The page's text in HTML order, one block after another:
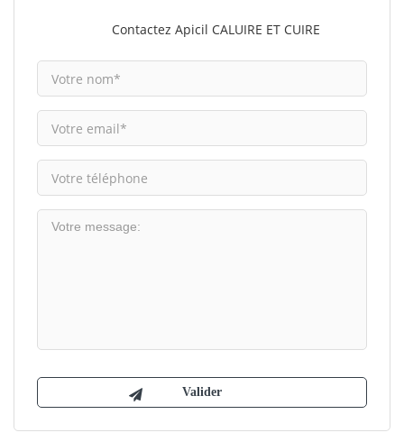
Contactez Apicil CALUIRE ET CUIRE